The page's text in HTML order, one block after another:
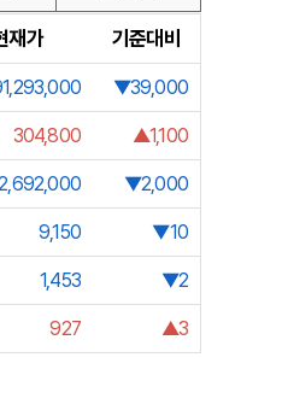
재가 기준대비
▼39,000
304,800 ▲1,100
▼2,000
9,150 ▼10
1,453 ▼2
927 ▲3